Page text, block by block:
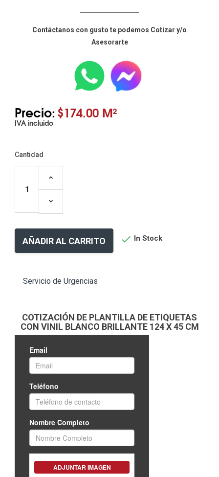
Contáctanos con gusto te podemos Cotizar y/o
Asesorarte
Precio:$174.00 M²
IVA incluido
Cantidad
AÑADIR AL CARRITO  In Stock
Servicio de Urgencias
COTIZACIÓN DE PLANTILLA DE ETIQUETAS
CON VINIL BLANCO BRILLANTE 124 X 45 CM